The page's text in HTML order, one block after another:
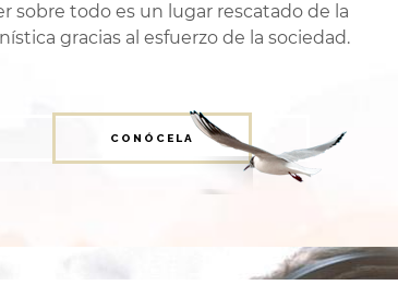
sobre todo es un lugar rescatado de la
gracias al esfuerzo de la sociedad.
CONÓCELA